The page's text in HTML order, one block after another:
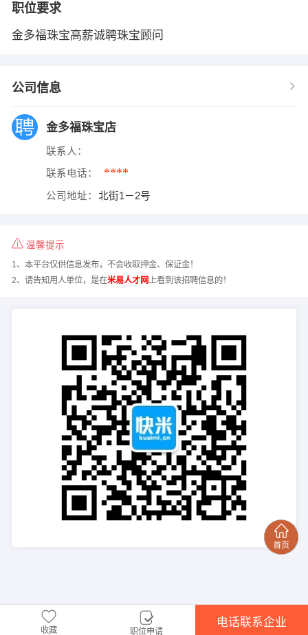
职位要求
金多福珠宝高薪诚聘珠宝顾问
公司信息
金多福珠宝店
联系人：
联系电话： ****
公司地址： 北街1－2号
温馨提示
1、本平台仅供信息发布，不会收取押金、保证金！
2、请告知用人单位，是在米易人才网 上看到该招聘信息的！
收藏 职位申请
电话联系企业